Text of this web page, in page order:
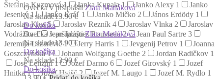
Štefánia Kuzmová1 Janka Kupala1 Janko Alexy 1
Janko
Jesenký1 Janko Kráľ 1 Janko Mičko 2 János Erdödy 1
Jaroslav Klus5 Jaroslav Rezník 4 Jaroslav Vlnka 2
Jaroslav
Vodrážka1 Jean Jacques Rousseau2 Jean Paul Sartre 3
Jeremija Lazarevič1 Jerry Harris 1 Jevgenij Petrov 1
Joanna
Goszczyńska1 Johann Wolfgang Goethe 2 Jordan Radičkov 1
José Lenzini1 Jozef Darmo 6 Jozef Girovský 1
Jozef
Hnitka1 Jozef Hvišč 2 Jozef M. Laugo 1 Jozef M. Rydlo 1
Ovečka v pršiplášti Zlata Matláková
Na sklade13.90 €
Do košíka
Ovečka v pršiplášti Zlata Matláková
Na sklade13.90 €
Do košíka
Na sklade13.90 €
Do košíka